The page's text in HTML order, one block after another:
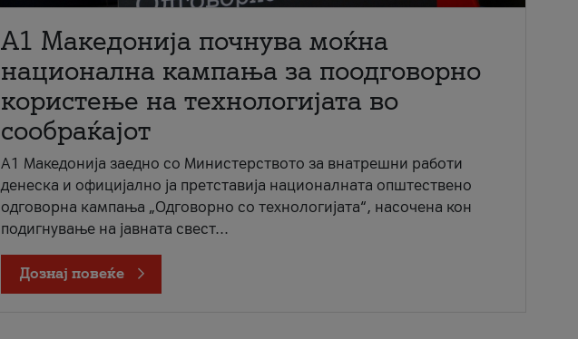
A1 Македонија почнува моќна
национална кампања за поодговорно
користење на технологијата во
сообраќајот
A1 Македонија заедно со Министерството за внатрешни работи
денеска и официјално ја претставија националната општествено
одговорна кампања „Одговорно со технологијата“, насочена кон
подигнување на јавната свест...
Дознај повеќе